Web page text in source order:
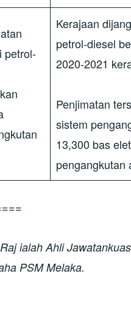
petrol-
Kerajaan
petrol-diesel
2020-2021
Penjimatan
sistem
13,300 bas
pengangkutan
ialah Ahli
PSM Melaka.